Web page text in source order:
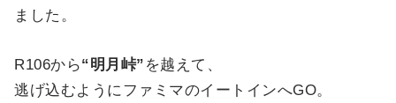
ました。
R106から“明月峠” を越えて、
逃げ込むようにファミマのイートインへGO。